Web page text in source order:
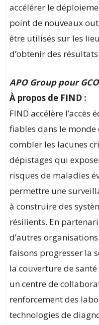
accélérer le
point de nouveaux
être utilisés sur les
d’obtenir des
APO Group pour GCO
À propos de FIND :
FIND accélère
fiables dans le
combler les lacunes
dépistages qui
risques de maladies
permettre une
à construire des
résilients. En
d’autres
faisons progresser la
la couverture de
un centre de
renforcement des
technologies de